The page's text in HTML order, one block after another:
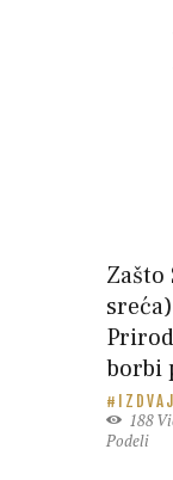
borbi
188
Podeli